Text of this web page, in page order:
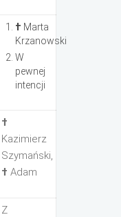
† Marta
Krzanowski
W
pewnej
intencji
†
Kazimierz
Szymański,
† Adam
Z